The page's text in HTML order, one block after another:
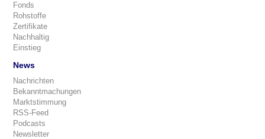
Fonds
Rohstoffe
Zertifikate
Nachhaltig
Einstieg
News
Nachrichten
Bekanntmachungen
Marktstimmung
RSS-Feed
Podcasts
Newsletter